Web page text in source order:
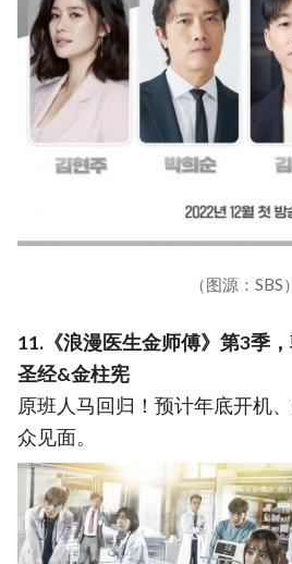
（图源：SBS）
11.《浪漫医生金师傅》第3季
圣经&金柱宪
原班人马回归！预计年底开机
众见面。